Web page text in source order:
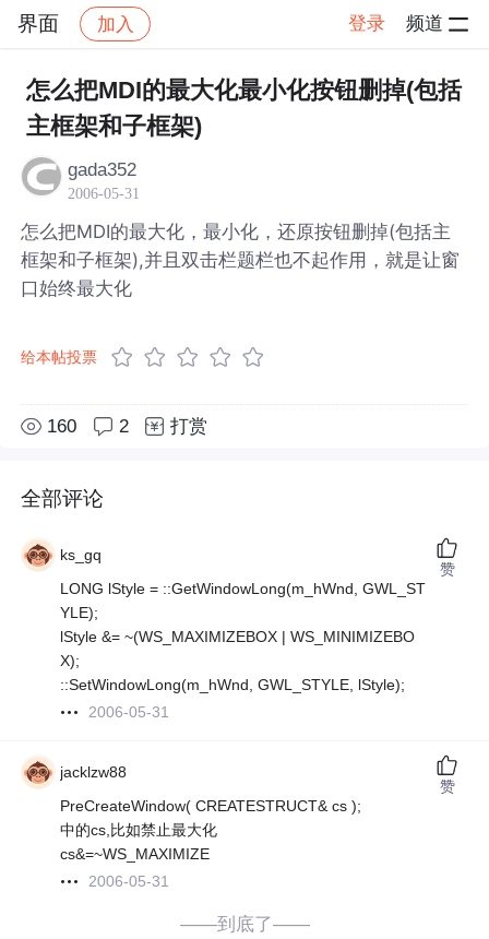
界面 加入 登录 频道
社区 界面 帖子详情
怎么把MDI的最大化最小化按钮删掉(包括
主框架和子框架)
gada352
2006-05-31
怎么把MDI的最大化，最小化，还原按钮删掉(包括主
框架和子框架),并且双击栏题栏也不起作用，就是让窗
口始终最大化
给本帖投票
160 2 打赏
全部评论
ks_gq
LONG lStyle = ::GetWindowLong(m_hWnd, GWL_ST
YLE);
lStyle &= ~(WS_MAXIMIZEBOX | WS_MINIMIZEBO
X);
::SetWindowLong(m_hWnd, GWL_STYLE, lStyle);
2006-05-31
赞
jacklzw88
PreCreateWindow( CREATESTRUCT& cs );
中的cs,比如禁止最大化
cs&=~WS_MAXIMIZE
2006-05-31
赞
——到底了——